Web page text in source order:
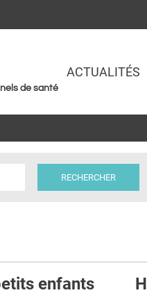
de santé
ACTUALITÉS
enfants